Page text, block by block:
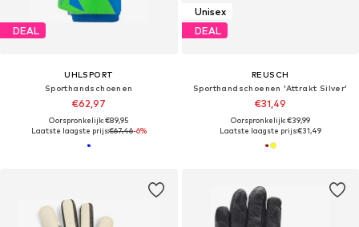
DEAL
UHLSPORT
Sporthandschoenen
€62,97
Oorspronkelijk: €89,95
Laatste laagste prijs:€67,46-6%
Unisex
DEAL
REUSCH
Sporthandschoenen 'Attrakt Silver'
€31,49
Oorspronkelijk: €39,99
Laatste laagste prijs:€31,49